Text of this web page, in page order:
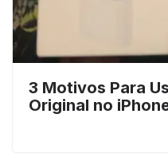
3 Motivos Para
Original no